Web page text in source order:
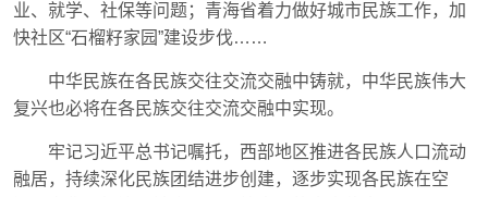
业、就学、社保等问题；青海省着力做好城市民族工作，加
快社区“石榴籽家园”建设步伐……
中华民族在各民族交往交流交融中铸就，中华民族伟大
复兴也必将在各民族交往交流交融中实现。
牢记习近平总书记嘱托，西部地区推进各民族人口流动
融居，持续深化民族团结进步创建，逐步实现各民族在空